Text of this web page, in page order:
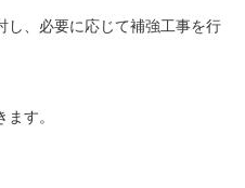
し、必要に応じて補強工事を行
す。